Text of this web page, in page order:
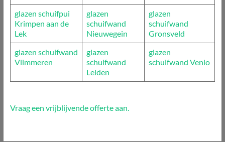
glazen schuifpui
Krimpen aan de
Lek
glazen
schuifwand
Nieuwegein
glazen
schuifwand
Gronsveld
glazen schuifwand
Vlimmeren
glazen
schuifwand
Leiden
glazen
schuifwand Venlo
Vraag een vrijblijvende offerte aan.